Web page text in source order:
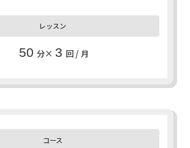
50 分× 3 回 / 月